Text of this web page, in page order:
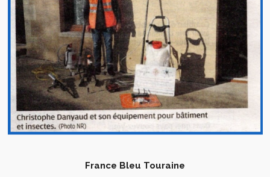
France Bleu Touraine